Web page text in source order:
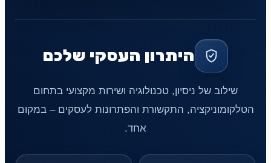
היתרון העסקי שלכם
שילוב של ניסיון, טכנולוגיה ושירות מקצועי בתחום
הטלקומוניקציה, התקשורת והפתרונות לעסקים – במקום
אחד.